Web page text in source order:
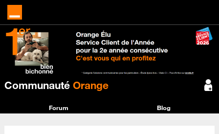
Communauté Orange
Forum Blog